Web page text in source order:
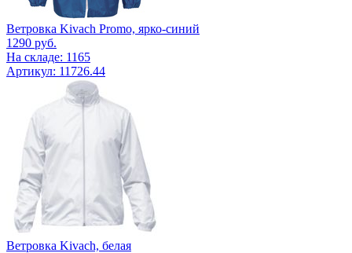
Ветровка Kivach Promo, ярко-синий
1290 руб.
На складе: 1165
Артикул: 11726.44
Ветровка Kivach, белая